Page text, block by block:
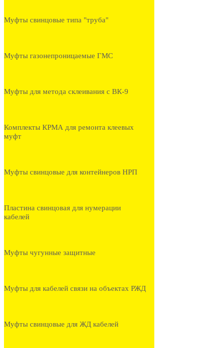
Муфты свинцовые типа "труба"
Муфты газонепроницаемые ГМС
Муфты для метода склеивания с ВК-9
Комплекты КРМА для ремонта клеевых
муфт
Муфты свинцовые для контейнеров НРП
Пластина свинцовая для нумерации
кабелей
Муфты чугунные защитные
Муфты для кабелей связи на объектах РЖД
Муфты свинцовые для ЖД кабелей